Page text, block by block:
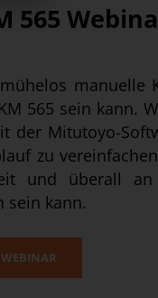
565
manuelle
565 sein kann.
der Mitutoyo-
zu
und überall
sein kann.